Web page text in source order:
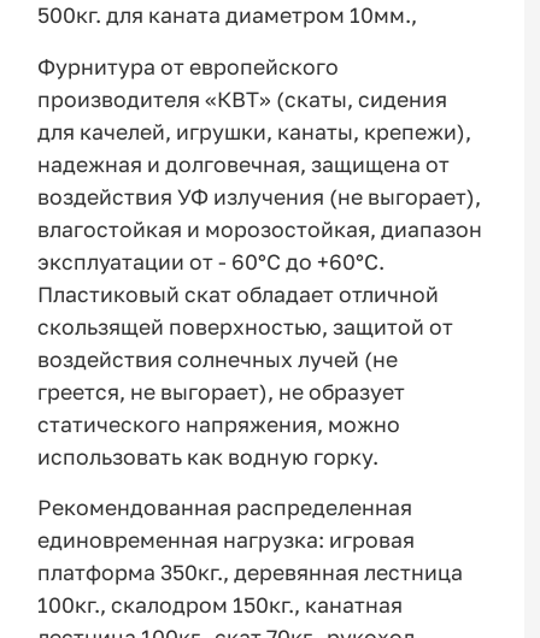
500кг. для каната диаметром 10мм.,
Фурнитура от европейского
производителя «КВТ» (скаты, сидения
для качелей, игрушки, канаты, крепежи),
надежная и долговечная, защищена от
воздействия УФ излучения (не выгорает),
влагостойкая и морозостойкая, диапазон
эксплуатации от - 60°С до +60°С.
Пластиковый скат обладает отличной
скользящей поверхностью, защитой от
воздействия солнечных лучей (не
греется, не выгорает), не образует
статического напряжения, можно
использовать как водную горку.
Рекомендованная распределенная
единовременная нагрузка: игровая
платформа 350кг., деревянная лестница
100кг., скалодром 150кг., канатная